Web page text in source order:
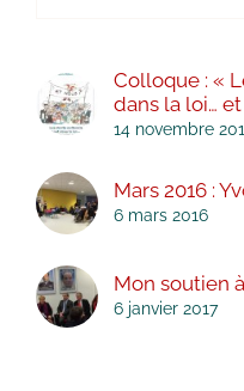
Colloque : «
dans la loi…
14 novembre
Mars 2016 :
6 mars 2016
Mon soutien
6 janvier 2017